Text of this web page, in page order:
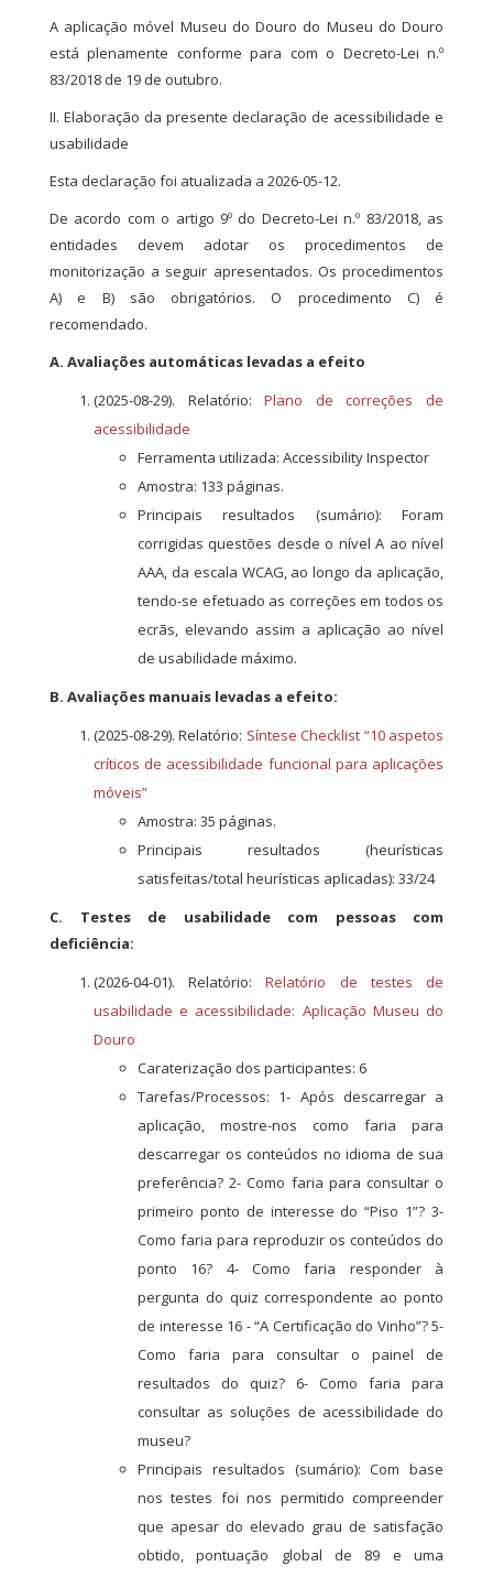
A aplicação móvel Museu do Douro do Museu do Douro
está plenamente conforme para com o Decreto-Lei n.º
83/2018 de 19 de outubro.
II. Elaboração da presente declaração de acessibilidade e
usabilidade
Esta declaração foi atualizada a 2026-05-12.
De acordo com o artigo 9º do Decreto-Lei n.º 83/2018, as
entidades devem adotar os procedimentos de
monitorização a seguir apresentados. Os procedimentos
A) e B) são obrigatórios. O procedimento C) é
recomendado.
A. Avaliações automáticas levadas a efeito
(2025-08-29). Relatório:Plano de correções de
acessibilidade
Ferramenta utilizada: Accessibility Inspector
Amostra: 133 páginas.
Principais resultados (sumário): Foram
corrigidas questões desde o nível A ao nível
AAA, da escala WCAG, ao longo da aplicação,
tendo-se efetuado as correções em todos os
ecrãs, elevando assim a aplicação ao nível
de usabilidade máximo.
B. Avaliações manuais levadas a efeito:
(2025-08-29). Relatório: Síntese Checklist “10 aspetos
críticos de acessibilidade funcional para aplicações
móveis”
Amostra: 35 páginas.
Principais resultados (heurísticas
satisfeitas/total heurísticas aplicadas): 33/24
C. Testes de usabilidade com pessoas com
deficiência:
(2026-04-01). Relatório:Relatório de testes de
usabilidade e acessibilidade: Aplicação Museu do
Douro
Caraterização dos participantes: 6
Tarefas/Processos: 1- Após descarregar a
aplicação, mostre-nos como faria para
descarregar os conteúdos no idioma de sua
preferência? 2- Como faria para consultar o
primeiro ponto de interesse do “Piso 1”? 3-
Como faria para reproduzir os conteúdos do
ponto 16? 4- Como faria responder à
pergunta do quiz correspondente ao ponto
de interesse 16 - “A Certificação do Vinho”? 5-
Como faria para consultar o painel de
resultados do quiz? 6- Como faria para
consultar as soluções de acessibilidade do
museu?
Principais resultados (sumário): Com base
nos testes foi nos permitido compreender
que apesar do elevado grau de satisfação
obtido, pontuação global de 89 e uma